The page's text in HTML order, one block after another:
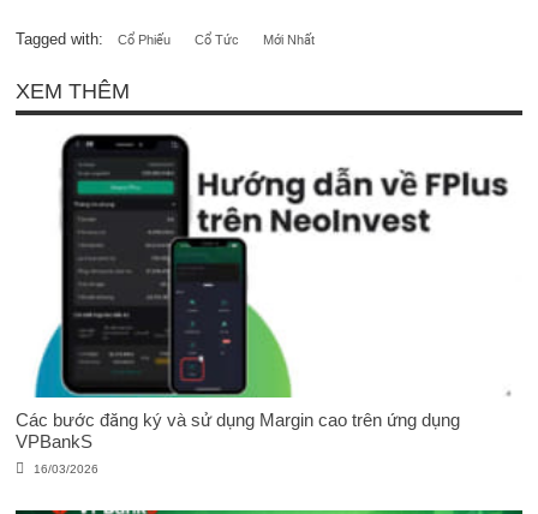
Tagged with: Cổ Phiếu Cổ Tức Mới Nhất
XEM THÊM
Các bước đăng ký và sử dụng Margin cao trên ứng dụng
VPBankS
16/03/2026